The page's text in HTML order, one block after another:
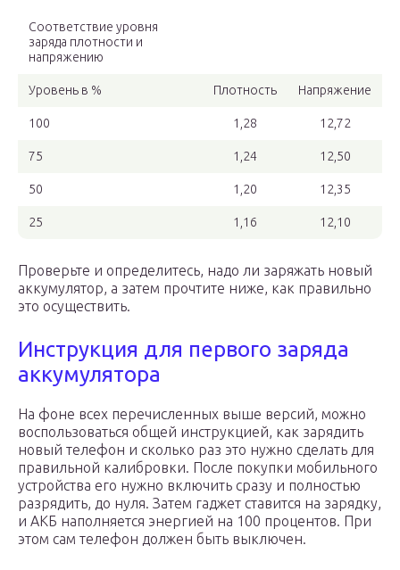
Соответствие уровня
заряда плотности и
напряжению
Уровень в % Плотность Напряжение
100 1,28 12,72
75 1,24 12,50
50 1,20 12,35
25 1,16 12,10
Проверьте и определитесь, надо ли заряжать новый
аккумулятор, а затем прочтите ниже, как правильно
это осуществить.
Инструкция для первого заряда
аккумулятора
На фоне всех перечисленных выше версий, можно
воспользоваться общей инструкцией, как зарядить
новый телефон и сколько раз это нужно сделать для
правильной калибровки. После покупки мобильного
устройства его нужно включить сразу и полностью
разрядить, до нуля. Затем гаджет ставится на зарядку,
и АКБ наполняется энергией на 100 процентов. При
этом сам телефон должен быть выключен.